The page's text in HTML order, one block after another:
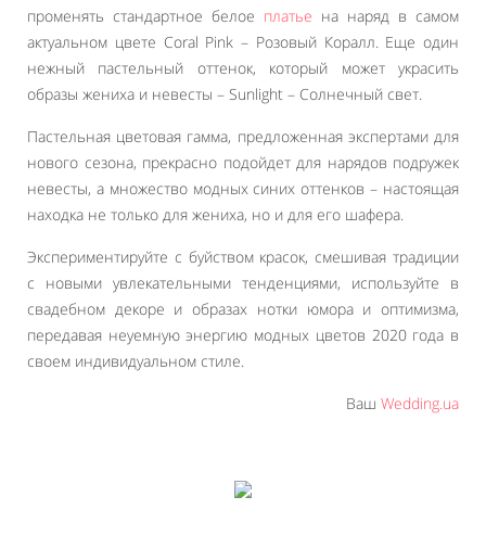
променять стандартное белое платье на наряд в самом
актуальном цвете Coral Pink – Розовый Коралл. Еще один
нежный пастельный оттенок, который может украсить
образы жениха и невесты – Sunlight – Солнечный свет.
Пастельная цветовая гамма, предложенная экспертами для
нового сезона, прекрасно подойдет для нарядов подружек
невесты, а множество модных синих оттенков – настоящая
находка не только для жениха, но и для его шафера.
Экспериментируйте с буйством красок, смешивая традиции
с новыми увлекательными тенденциями, используйте в
свадебном декоре и образах нотки юмора и оптимизма,
передавая неуемную энергию модных цветов 2020 года в
своем индивидуальном стиле.
Ваш Wedding.ua